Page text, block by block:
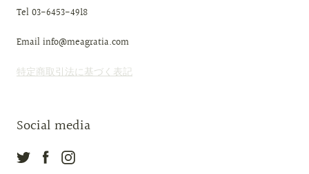
Tel 03-6453-4918
Email info@meagratia.com
特定商取引法に基づく表記
Social media